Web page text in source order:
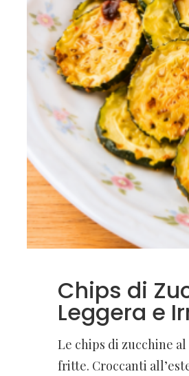
Chips di
Leggera e
Le chips di zucchine
fritte. Croccanti